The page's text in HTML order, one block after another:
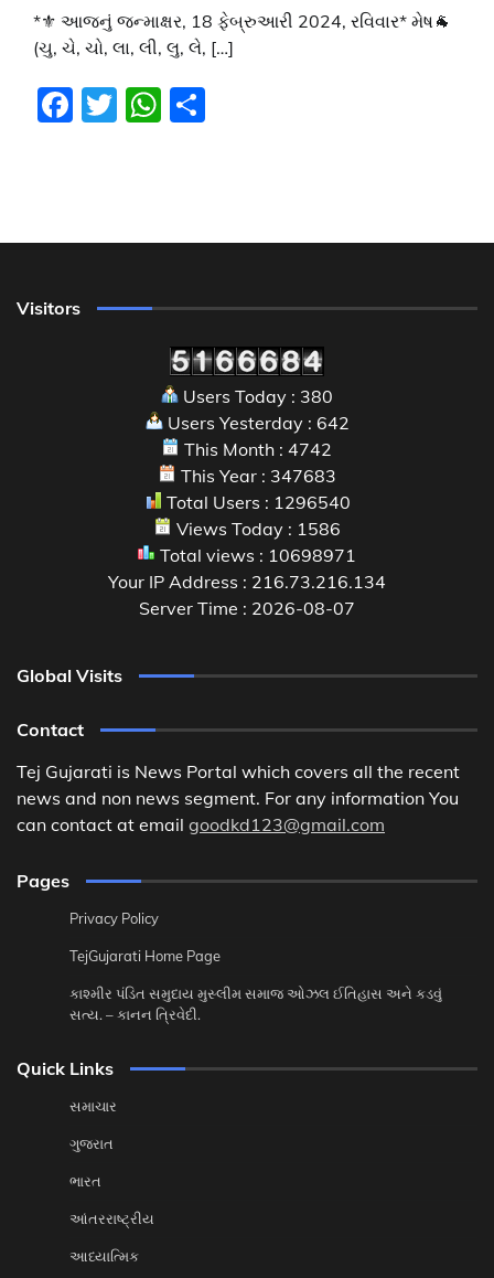
*⚜️ આજનું જન્માક્ષર, 18 ફેબ્રુઆરી 2024, રવિવાર* મેષ🐐
(ચુ, ચે, ચો, લા, લી, લુ, લે, […]
Facebook
TwitterWhatsApp
Visitors
Users Today : 380
Users Yesterday : 642
This Month : 4742
This Year : 347683
Total Users : 1296540
Views Today : 1586
Total views : 10698971
Your IP Address : 216.73.216.134
Server Time : 2026-08-07
Global Visits
Contact
Tej Gujarati is News Portal which covers all the recent
news and non news segment. For any information You
can contact at email goodkd123@gmail.com
Pages
Privacy Policy
TejGujarati Home Page
કાશ્મીર પંડિત સમુદાય મુસ્લીમ સમાજ ઓઝલ ઈતિહાસ અને કડવું
સત્ય. – કાનન ત્રિવેદી.
Quick Links
સમાચાર
ગુજરાત
ભારત
આંતરરાષ્ટ્રીય
આધ્યાત્મિક